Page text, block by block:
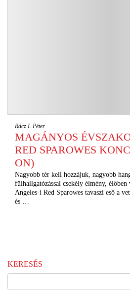
Rácz I. Péter
MAGÁNYOS
RED SPAROWES
ON)
Nagyobb tér kell hozzájuk, nagyobb
fülhallgatózással csekély élmény,
Angeles-i Red Sparowes tavaszi eső a
és …
KERESÉS